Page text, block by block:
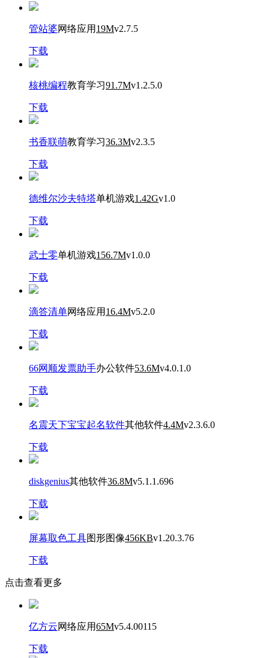
管站婆网络应用 19Mv2.7.5
下载
核桃编程教育学习91.7Mv1.2.5.0
下载
书香联萌教育学习36.3Mv2.3.5
下载
德维尔沙夫特塔单机游戏1.42Gv1.0
下载
武士零单机游戏156.7Mv1.0.0
下载
滴答清单网络应用 16.4Mv5.2.0
下载
66网顺发票助手办公软件53.6Mv4.0.1.0
下载
名震天下宝宝起名软件其他软件4.4Mv2.3.6.0
下载
diskgenius其他软件36.8Mv5.1.1.696
下载
屏幕取色工具图形图像456KBv1.20.3.76
下载
点击查看更多
亿方云网络应用65Mv5.4.00115
下载